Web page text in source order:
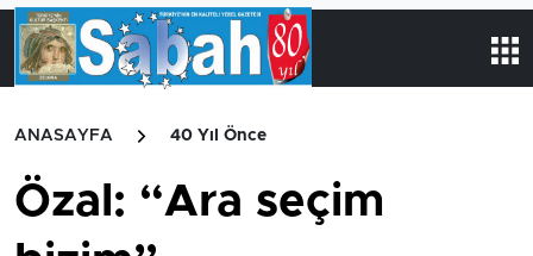
ANASAYFA 40 Yıl Önce
Özal: “Ara seçim